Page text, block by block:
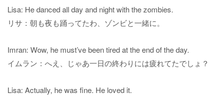
Lisa: He danced all day and night with the zombies.
リサ：朝も夜も踊ってたわ、ゾンビと一緒に。
Imran: Wow, he must’ve been tired at the end of the day.
イムラン：へえ、じゃあ一日の終わりには疲れてたでしょ？
Lisa: Actually, he was fine. He loved it.